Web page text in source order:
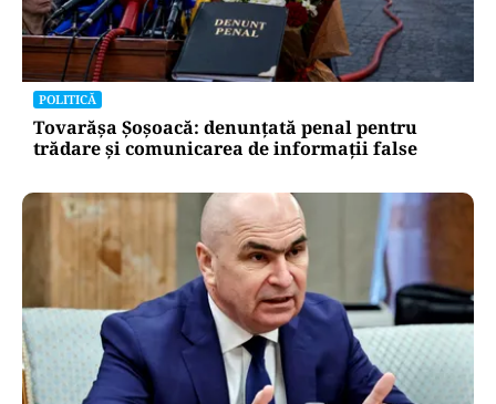
POLITICĂ
Un lider USR îl critică dur pe Ilie Bolojan: Un
liberal nu crește taxele